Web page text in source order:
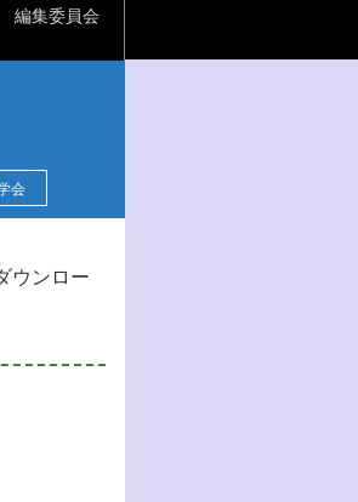
編集委員会
会
ウンロー